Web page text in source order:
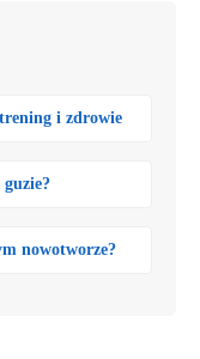
i zdrowie
guzie?
nowotworze?